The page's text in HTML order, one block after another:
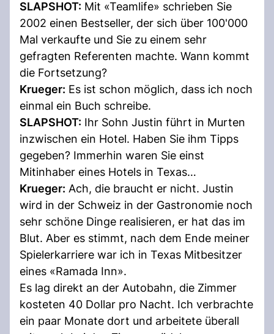
SLAPSHOT: Mit «Teamlife» schrieben Sie
2002 einen Bestseller, der sich über 100'000
Mal verkaufte und Sie zu einem sehr
gefragten Referenten machte. Wann kommt
die Fortsetzung?
Krueger: Es ist schon möglich, dass ich noch
einmal ein Buch schreibe.
SLAPSHOT: Ihr Sohn Justin führt in Murten
inzwischen ein Hotel. Haben Sie ihm Tipps
gegeben? Immerhin waren Sie einst
Mitinhaber eines Hotels in Texas…
Krueger: Ach, die braucht er nicht. Justin
wird in der Schweiz in der Gastronomie noch
sehr schöne Dinge realisieren, er hat das im
Blut. Aber es stimmt, nach dem Ende meiner
Spielerkarriere war ich in Texas Mitbesitzer
eines «Ramada Inn».
Es lag direkt an der Autobahn, die Zimmer
kosteten 40 Dollar pro Nacht. Ich verbrachte
ein paar Monate dort und arbeitete überall